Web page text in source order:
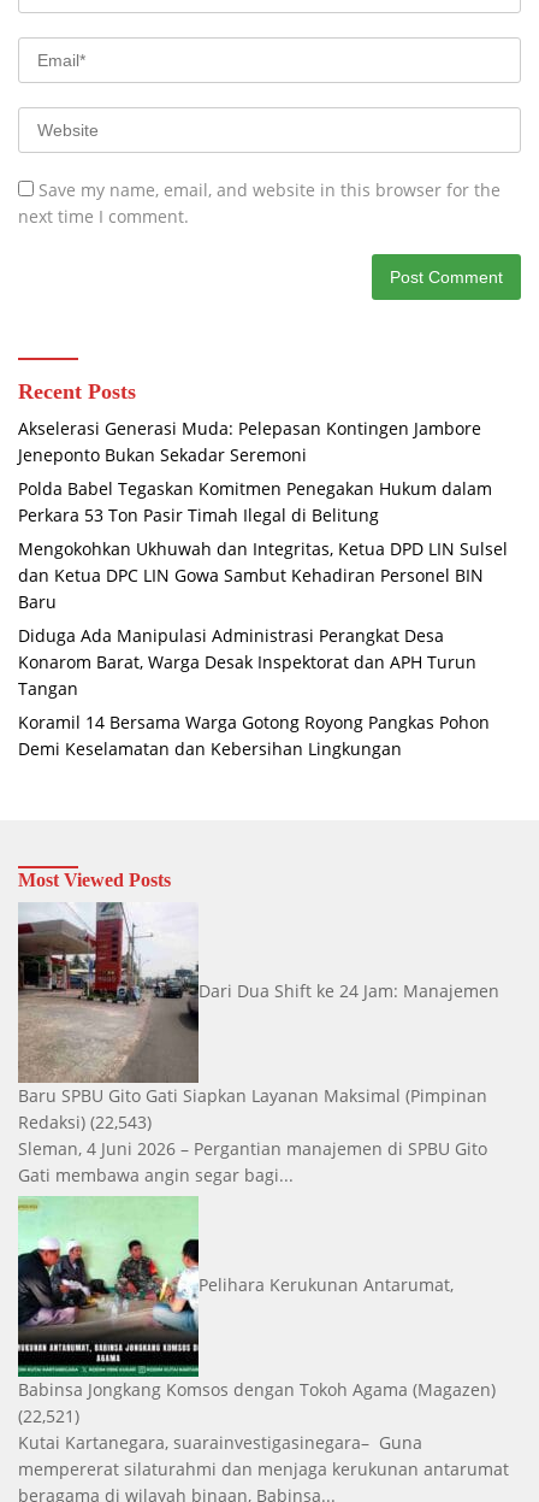
Save my name, email, and website in this browser for the
next time I comment.
Recent Posts
Akselerasi Generasi Muda: Pelepasan Kontingen Jambore
Jeneponto Bukan Sekadar Seremoni
Polda Babel Tegaskan Komitmen Penegakan Hukum dalam
Perkara 53 Ton Pasir Timah Ilegal di Belitung
Mengokohkan Ukhuwah dan Integritas, Ketua DPD LIN Sulsel
dan Ketua DPC LIN Gowa Sambut Kehadiran Personel BIN
Baru
Diduga Ada Manipulasi Administrasi Perangkat Desa
Konarom Barat, Warga Desak Inspektorat dan APH Turun
Tangan
Koramil 14 Bersama Warga Gotong Royong Pangkas Pohon
Demi Keselamatan dan Kebersihan Lingkungan
Most Viewed Posts
Dari Dua Shift ke 24 Jam: Manajemen
Baru SPBU Gito Gati Siapkan Layanan Maksimal (Pimpinan
Redaksi) (22,543)
Sleman, 4 Juni 2026 – Pergantian manajemen di SPBU Gito
Gati membawa angin segar bagi...
Pelihara Kerukunan Antarumat,
Babinsa Jongkang Komsos dengan Tokoh Agama (Magazen)
(22,521)
Kutai Kartanegara, suarainvestigasinegara– Guna
mempererat silaturahmi dan menjaga kerukunan antarumat
beragama di wilayah binaan, Babinsa...